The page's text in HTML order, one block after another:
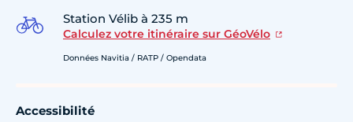
Station Vélib à 235 m
Calculez votre itinéraire sur GéoVélo
Données Navitia / RATP / Opendata
Accessibilité